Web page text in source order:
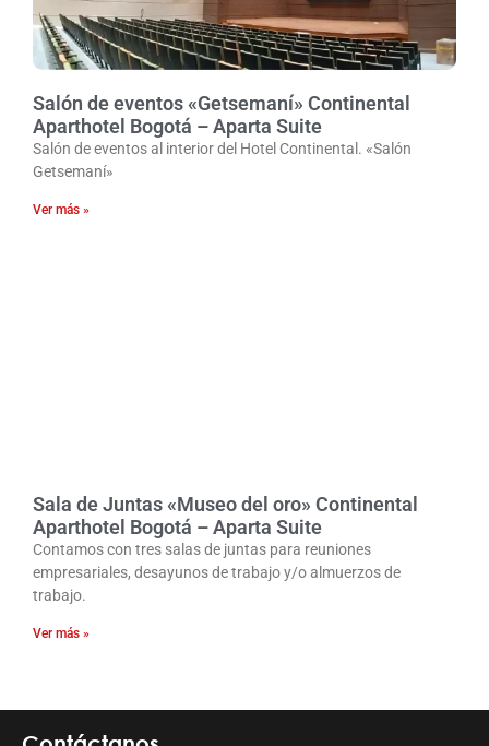
Salón de eventos «Getsemaní» Continental
Aparthotel Bogotá – Aparta Suite
Salón de eventos al interior del Hotel Continental. «Salón
Getsemaní»
Ver más »
Sala de Juntas «Museo del oro» Continental
Aparthotel Bogotá – Aparta Suite
Contamos con tres salas de juntas para reuniones
empresariales, desayunos de trabajo y/o almuerzos de
trabajo.
Ver más »